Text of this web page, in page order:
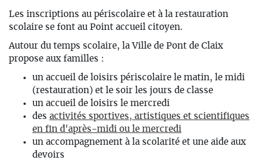
Les inscriptions au périscolaire et à la restauration
scolaire se font au Point accueil citoyen.
Autour du temps scolaire, la Ville de Pont de Claix
propose aux familles :
un accueil de loisirs périscolaire le matin, le midi
(restauration) et le soir les jours de classe
un accueil de loisirs le mercredi
des activités sportives, artistiques et scientifiques
en fin d'après-midi ou le mercredi
un accompagnement à la scolarité et une aide aux
devoirs